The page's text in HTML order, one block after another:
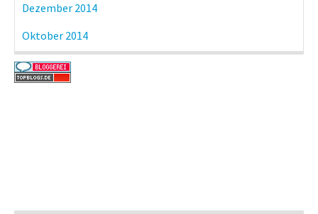
Dezember 2014
Oktober 2014